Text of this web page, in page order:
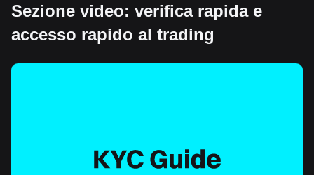
Sezione video: verifica rapida e
accesso rapido al trading